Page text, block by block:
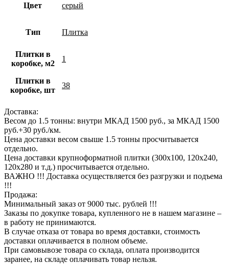
Цвет серый
Тип Плитка
Плитки в
коробке, м2
1
Плитки в
коробке, шт
38
Доставка:
Весом до 1.5 тонны: внутри МКАД 1500 руб., за МКАД 1500
руб.+30 руб./км.
Цена доставки весом свыше 1.5 тонны просчитывается
отдельно.
Цена доставки крупноформатной плитки (300х100, 120х240,
120х280 и т.д.) просчитывается отдельно.
ВАЖНО !!! Доставка осуществляется без разгрузки и подъема
!!!
Продажа:
Минимальный заказ от 9000 тыс. рублей !!!
Заказы по докупке товара, купленного не в нашем магазине –
в работу не принимаются.
В случае отказа от товара во время доставки, стоимость
доставки оплачивается в полном объеме.
При самовывозе товара со склада, оплата производится
заранее, на складе оплачивать товар нельзя.